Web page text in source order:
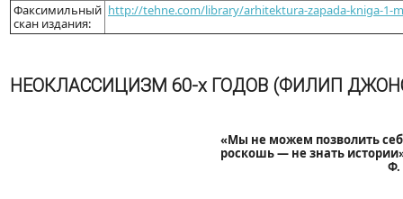
Факсимильный
скан издания:
http://tehne.com/library/arhitektura-zapada-kniga-1-
НЕОКЛАССИЦИЗМ 60-х ГОДОВ (ФИЛИП
«Мы не можем позволить
роскошь — не знать
Ф.